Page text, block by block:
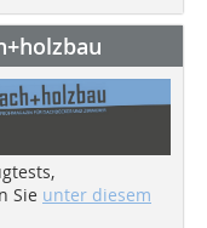
Sie unter diesem